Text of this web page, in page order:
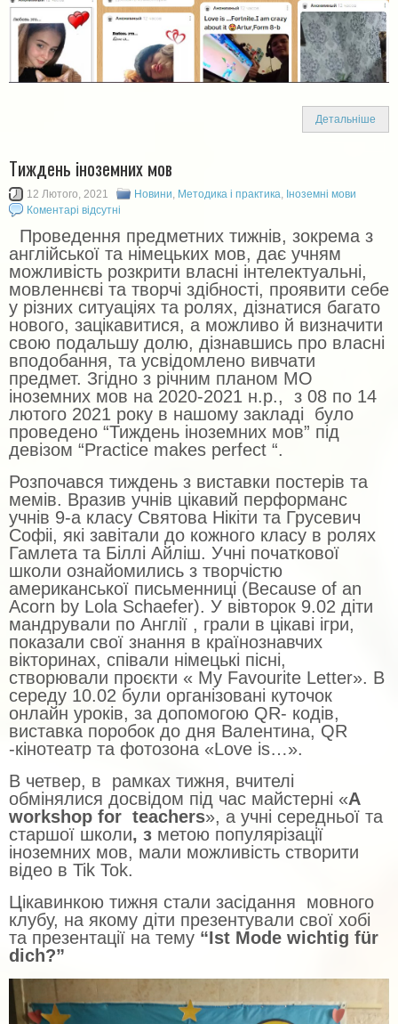
Детальніше
Тиждень іноземних мов
12 Лютого, 2021 Новини Методика і практика Іноземні мови
Коментарі відсутні
Проведення предметних тижнів, зокрема з
англійської та німецьких мов, дає учням
можливість розкрити власні інтелектуальні,
мовленнєві та творчі здібності, проявити себе
у різних ситуаціях та ролях, дізнатися багато
нового, зацікавитися, а можливо й визначити
свою подальшу долю, дізнавшись про власні
вподобання, та усвідомлено вивчати
предмет. Згідно з річним планом МО
іноземних мов на 2020-2021 н.р., з 08 по 14
лютого 2021 року в нашому закладі було
проведено “Тиждень іноземних мов” під
девізом “Practice makes perfect “.
Розпочався тиждень з виставки постерів та
мемів. Вразив учнів цікавий перформанс
учнів 9-а класу Святова Нікіти та Грусевич
Софіі, які завітали до кожного класу в ролях
Гамлета та Біллі Айліш. Учні початкової
школи ознайомились з творчістю
американської письменниці (Because of an
Acorn by Lola Schaefer). У вівторок 9.02 діти
мандрували по Англії , грали в цікаві ігри,
показали свої знання в країнознавчих
вікторинах, співали німецькі пісні,
створювали проєкти « My Favourite Letter». В
середу 10.02 були організовані куточок
онлайн уроків, за допомогою QR- кодів,
виставка поробок до дня Валентина, QR
-кінотеатр та фотозона «Love is…».
В четвер, в рамках тижня, вчителі
обмінялися досвідом під час майстерні «А
workshop for teachers», а учні середньої та
старшої школи, з метою популярізації
іноземних мов, мали можливість створити
відео в Tik Tok.
Цікавинкою тижня стали засідання мовного
клубу, на якому діти презентували свої хобі
та презентації на тему “Ist Mode wichtig für
dich?”